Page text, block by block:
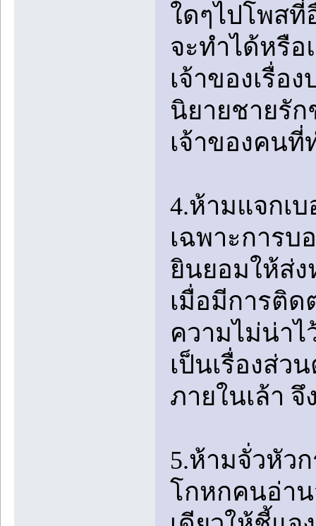
ใดๆไปโพสที่
จะทำได้หรื
เจ้าของเรื่อ
นิยายชายรั
เจ้าของคน
4.ห้ามแจกเ
เฉพาะการบ
ยินยอมให้ส่
เมื่อมีการติ
ความไม่น่า
เป็นเรื่องส่ว
ภายในเล้า
5.ห้ามจั่วหัว
โกหกคนอ่าน